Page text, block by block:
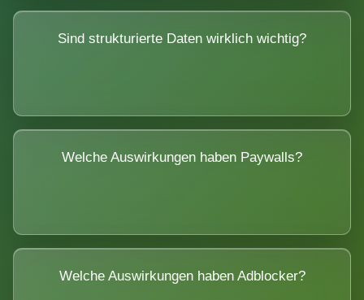
Sind strukturierte Daten wirklich wichtig?
Welche Auswirkungen haben Paywalls?
Welche Auswirkungen haben Adblocker?